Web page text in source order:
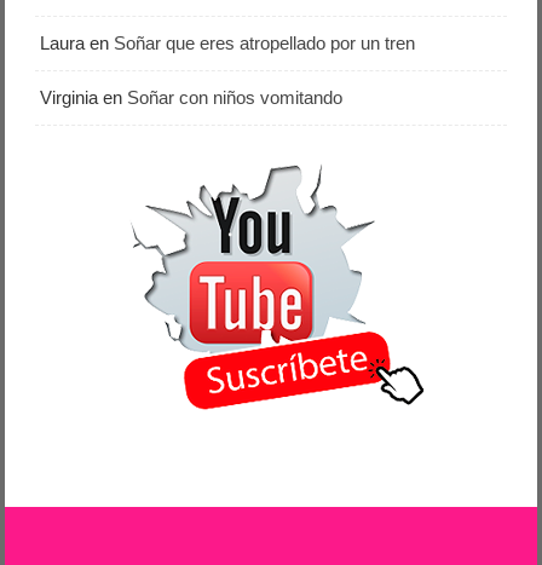
Laura en Soñar que eres atropellado por un tren
Virginia en Soñar con niños vomitando